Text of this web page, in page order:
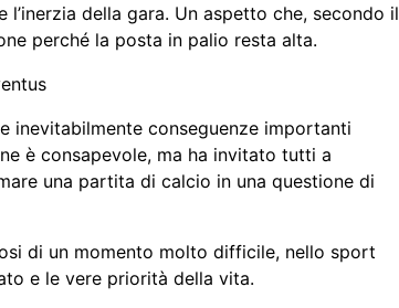
della gara. Un aspetto che, secondo il
perché la posta in palio resta alta.
inevitabilmente conseguenze importanti
è consapevole, ma ha invitato tutti a
una partita di calcio in una questione di
di un momento molto difficile, nello sport
e le vere priorità della vita.